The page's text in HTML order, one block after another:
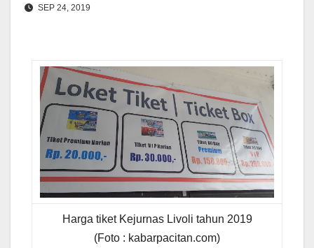
SEP 24, 2019
Harga tiket Kejurnas Livoli tahun 2019
(Foto : kabarpacitan.com)